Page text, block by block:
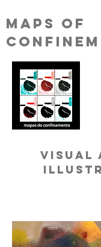
MAPS OF
VISUAL